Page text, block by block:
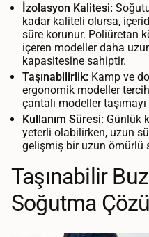
İzolasyon Kalitesi:
kadar kaliteli olursa,
süre korunur. Poliüretan
içeren modeller daha
kapasitesine sahiptir.
Taşınabilirlik: Kamp ve
ergonomik modeller
çantalı modeller taşımayı
Kullanım Süresi: Günlük
yeterli olabilirken, uzun
gelişmiş bir uzun ömürlü
Taşınabilir
Soğutma